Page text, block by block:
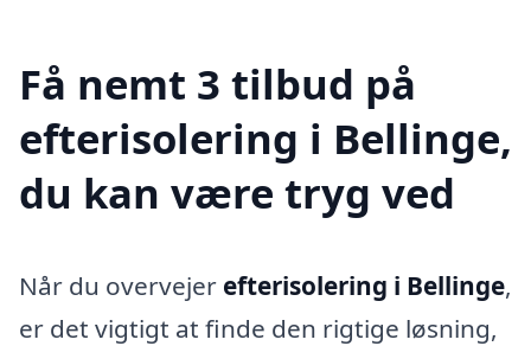
Få nemt 3 tilbud på
efterisolering i Bellinge,
du kan være tryg ved
Når du overvejer efterisolering i Bellinge,
er det vigtigt at finde den rigtige løsning,